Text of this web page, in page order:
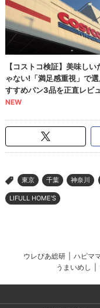
> 東京 千葉 神奈川
LIFULL HOME'S
ウレぴあ総研 ハピマ
うまいめし